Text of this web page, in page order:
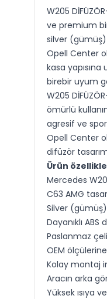
W205
ve premium bir
silver (gümüş)
Opell Center
kasa
birebir uyum
W205
ömürlü
agresif ve
Opell Center
difüzör
Ürün
Mercedes
C63 AMG
Silver
Dayanıklı
Paslanmaz
OEM
Kolay montaj
Aracın arka
Yüksek ısıya